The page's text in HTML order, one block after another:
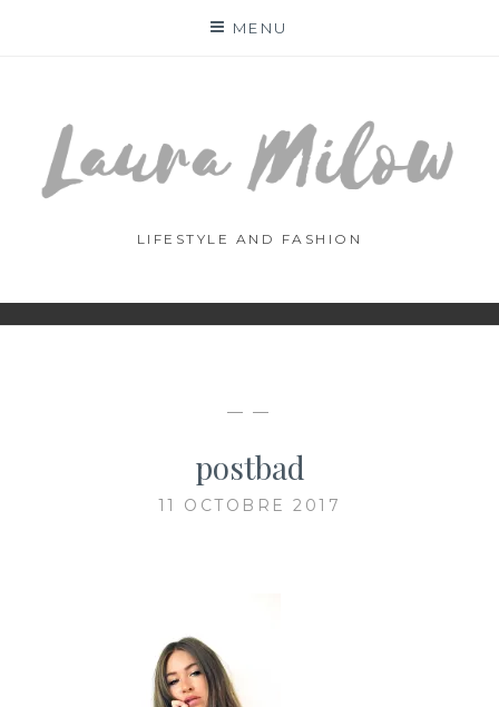
MENU
LIFESTYLE AND FASHION
— —
postbad
11 OCTOBRE 2017